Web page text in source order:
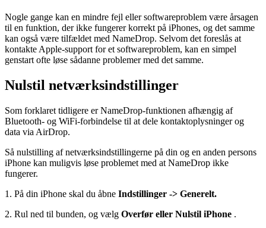
Nogle gange kan en mindre fejl eller softwareproblem være årsagen
til en funktion, der ikke fungerer korrekt på iPhones, og det samme
kan også være tilfældet med NameDrop. Selvom det foreslås at
kontakte Apple-support for et softwareproblem, kan en simpel
genstart ofte løse sådanne problemer med det samme.
Nulstil netværksindstillinger
Som forklaret tidligere er NameDrop-funktionen afhængig af
Bluetooth- og WiFi-forbindelse til at dele kontaktoplysninger og
data via AirDrop.
Så nulstilling af netværksindstillingerne på din og en anden persons
iPhone kan muligvis løse problemet med at NameDrop ikke
fungerer.
1. På din iPhone skal du åbne Indstillinger -> Generelt.
2. Rul ned til bunden, og vælg Overfør eller Nulstil iPhone .